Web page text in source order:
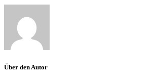
Über den Autor